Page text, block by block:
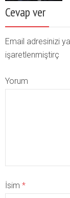
Cevap ver
Email adresinizi
işaretlenmiştirç
Yorum
İsim *